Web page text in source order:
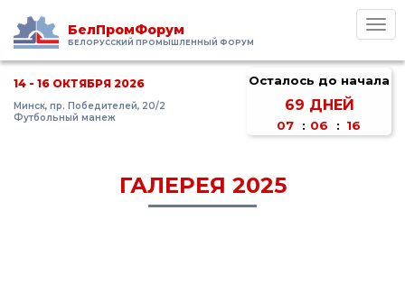
БелПромФорум
БЕЛОРУССКИЙ ПРОМЫШЛЕННЫЙ ФОРУМ
14 - 16 ОКТЯБРЯ 2026
Минск, пр. Победителей, 20/2
Футбольный манеж
Осталось до начала
69 ДНЕЙ
07 : 06 : 15
ГАЛЕРЕЯ 2025